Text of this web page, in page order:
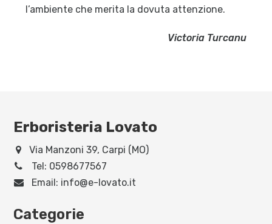
l’ambiente che merita la dovuta attenzione.
Victoria Turcanu
Erboristeria Lovato
Via Manzoni 39, Carpi (MO)
Tel: 0598677567
Email: info@e-lovato.it
Categorie